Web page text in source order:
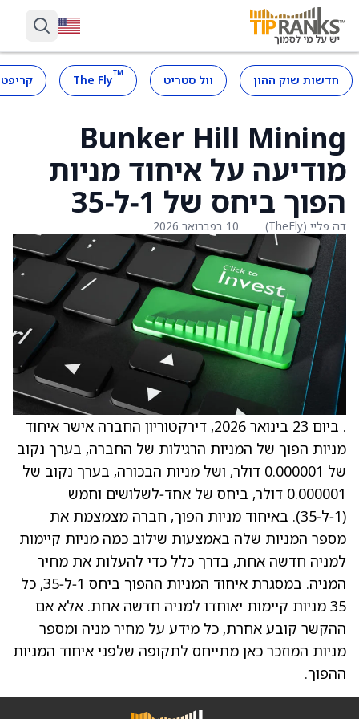
חדשות שוק ההון וול סטריט ™
The Fly
Bunker Hill Mining
מודיעה על איחוד מניות
הפוך ביחס של 1‑ל‑35
דה פליי (TheFly) 10 בפברואר 2026
. ביום 23 בינואר 2026, דירקטוריון החברה אישר איחוד
מניות הפוך של המניות הרגילות של החברה, בערך נקוב
של ‎0.000001 דולר, ושל מניות הבכורה, בערך נקוב של
‎0.000001 דולר, ביחס של אחד‑לשלושים וחמש
(1‑ל‑35). באיחוד מניות הפוך, חברה מצמצמת את
מספר המניות שלה באמצעות שילוב כמה מניות קיימות
למניה חדשה אחת, בדרך כלל כדי להעלות את מחיר
המניה. במסגרת איחוד המניות ההפוך ביחס 1‑ל‑35, כל
35 מניות קיימות יאוחדו למניה חדשה אחת. אלא אם
ההקשר קובע אחרת, כל מידע על מחיר מניה ומספר
מניות המוזכר כאן מתייחס לתקופה שלפני איחוד המניות
ההפוך.